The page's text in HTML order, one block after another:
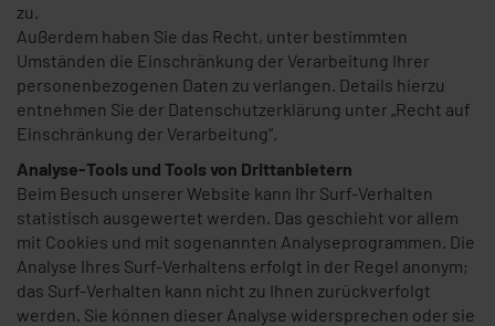
zu.
Außerdem haben Sie das Recht, unter bestimmten
Umständen die Einschränkung der Verarbeitung Ihrer
personenbezogenen Daten zu verlangen. Details hierzu
entnehmen Sie der Datenschutzerklärung unter „Recht auf
Einschränkung der Verarbeitung“.
Analyse-Tools und Tools von Drittanbietern
Beim Besuch unserer Website kann Ihr Surf-Verhalten
statistisch ausgewertet werden. Das geschieht vor allem
mit Cookies und mit sogenannten Analyseprogrammen. Die
Analyse Ihres Surf-Verhaltens erfolgt in der Regel anonym;
das Surf-Verhalten kann nicht zu Ihnen zurückverfolgt
werden. Sie können dieser Analyse widersprechen oder sie